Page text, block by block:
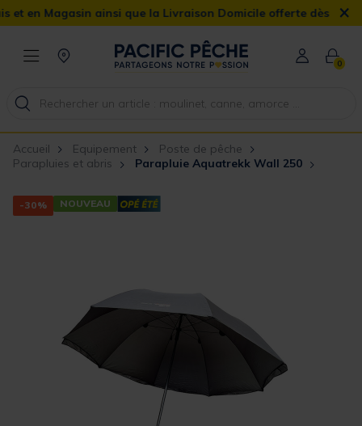
ainsi que la Livraison Domicile offerte dès 90€ ×
0
Accueil Equipement
Poste de pêche
Parapluies et abris
Parapluie Aquatrekk Wall 250
-30% NOUVEAU